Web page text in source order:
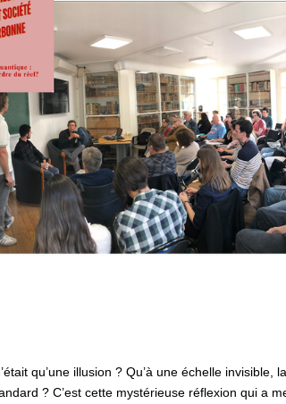
qu’une illusion ? Qu’à une échelle invisible,
? C’est cette mystérieuse réflexion qui a